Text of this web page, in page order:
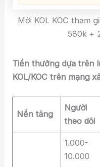
Mời KOL KOC tham
580k +
Tiền thưởng dựa trên
KOL/KOC trên mạng
Nền tảng
Người
theo dõi
1.000-
10.000